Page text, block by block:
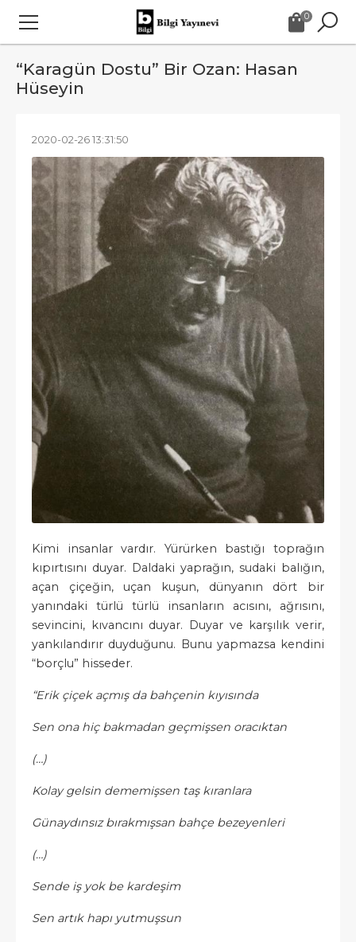
0
“Karagün Dostu” Bir Ozan: Hasan
Hüseyin
2020-02-26 13:31:50
Kimi insanlar vardır. Yürürken bastığı toprağın
kıpırtısını duyar. Daldaki yaprağın, sudaki balığın,
açan çiçeğin, uçan kuşun, dünyanın dört bir
yanındaki türlü türlü insanların acısını, ağrısını,
sevincini, kıvancını duyar. Duyar ve karşılık verir,
yankılandırır duyduğunu. Bunu yapmazsa kendini
“borçlu” hisseder.
“Erik çiçek açmış da bahçenin kıyısında
Sen ona hiç bakmadan geçmişsen oracıktan
(…)
Kolay gelsin dememişsen taş kıranlara
Günaydınsız bırakmışsan bahçe bezeyenleri
(…)
Sende iş yok be kardeşim
Sen artık hapı yutmuşsun